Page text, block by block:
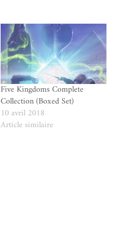
Five Kingdoms Complete
Collection (Boxed Set)
10 avril 2018
Article similaire